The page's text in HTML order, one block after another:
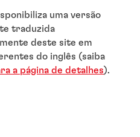
uma versão
traduzida
deste site em
do inglês (saiba
a página de detalhes).